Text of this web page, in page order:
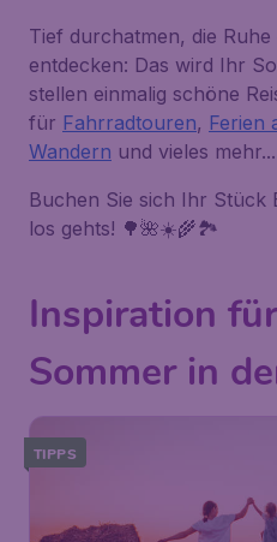
Tief durchatmen, die
entdecken: Das wird Ihr
stellen einmalig schöne
für Fahrradtouren, Ferien
Wandern und vieles mehr...
Buchen Sie sich Ihr Stück
los gehts! 🌳🌺☀️🌾🏞️
Inspiration
Sommer in
TIPPS